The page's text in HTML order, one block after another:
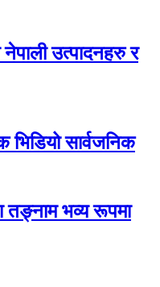
नेपाली उत्पादनहरु र
भिडियो सार्वजनिक
तङ्नाम भव्य रूपमा